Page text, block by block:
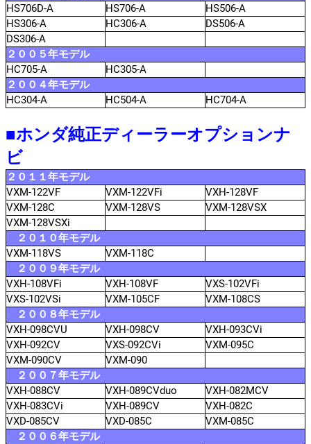
HS706D-A
HS706-A
HS506-A
HS306-A
HC306-A
DS506-A
DS306-A
２００５年モデル
HC705-A
HC305-A
２００４年モデル
HC304-A
HC504-A HC704-A
■ホンダ純正ディーラーオプションナ
ビ
２０１１年モデル
VXM-122VF
VXM-122VFi
VXH-128VF
VXM-128C
VXM-128VS
VXM-128VSX
VXM-128VSXi
２０１０年モデル
VXM-118VS
VXM-118C
２００９年モデル
VXH-108VFi
VXH-108VF
VXS-102VFi
VXS-102VSi
VXM-105CF
VXM-108CS
２００８年モデル
VXH-098CVU
VXH-098CV
VXH-093CVi
VXH-092CV
VXS-092CVi
VXM-095C
VXM-090CV
VXM-090
２００７年モデル
VXH-088CV
VXH-089CVduo
VXH-082MCV
VXH-083CVi
VXH-089CV
VXH-082C
VXD-085CV
VXD-085C
VXM-085C
２００６年モデル